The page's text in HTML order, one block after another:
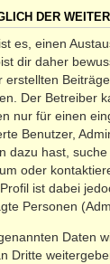
DER
es, einen
dir daher
erstellten
Der Betreiber
nur für einen
Benutzer,
dazu hast,
oder
ist dabei
Personen
Daten
Dritte